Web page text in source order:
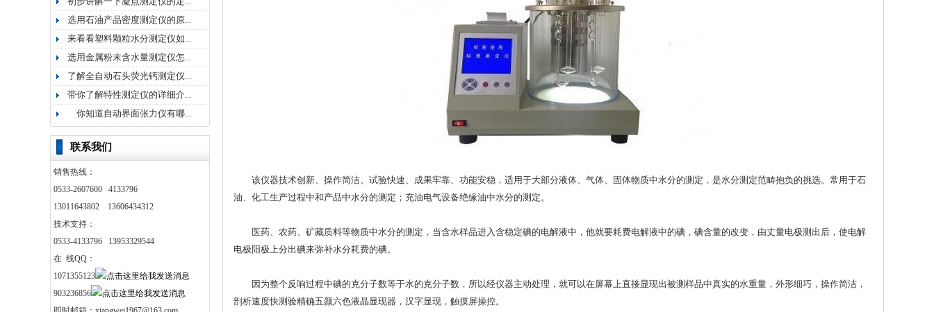
选用石油产品密度测定仪的原...
来看看塑料颗粒水分测定仪如...
选用金属粉末含水量测定仪怎...
了解全自动石头荧光钙测定仪...
带你了解特性测定仪的详细介...
你知道自动界面张力仪有哪...
联系我们
销售热线：
0533-2607600 4133796
13011643802 13606434312
技术支持：
0533-4133796 13953329544
在 线QQ：
1071355123
903236856
该仪器技术创新、操作简洁、试验快速、成果牢靠、功能安稳，适用于大部分液体、气体、固体物质中水分的测定，是水分测定范畴抱负的挑选。常用于石
油、化工生产过程中和产品中水分的测定；充油电气设备绝缘油中水分的测定。
医药、农药、矿藏质料等物质中水分的测定，当含水样品进入含稳定碘的电解液中，他就要耗费电解液中的碘，碘含量的改变，由丈量电极测出后，使电解
电极阳极上分出碘来弥补水分耗费的碘。
因为整个反响过程中碘的克分子数等于水的克分子数，所以经仪器主动处理，就可以在屏幕上直接显现出被测样品中真实的水重量，外形细巧，操作简洁，
剖析速度快测验精确五颜六色液晶显现器，汉字显现，触摸屏操控。